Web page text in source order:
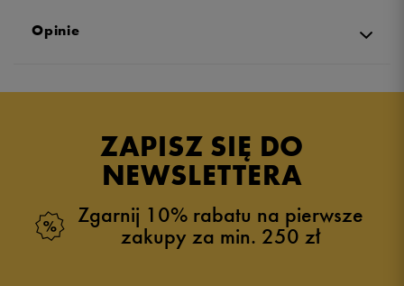
Opinie
ZAPISZ SIĘ DO
NEWSLETTERA
Zgarnij 10% rabatu na pierwsze
zakupy za min. 250 zł